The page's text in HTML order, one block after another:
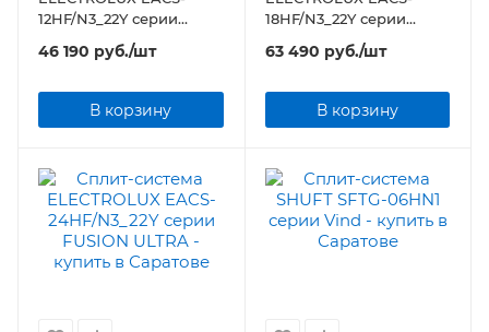
12HF/N3_22Y серии
FUSION ULTRA
46 190 руб./шт
В корзину
18HF/N3_22Y серии
FUSION ULTRA
63 490 руб./шт
В корзину